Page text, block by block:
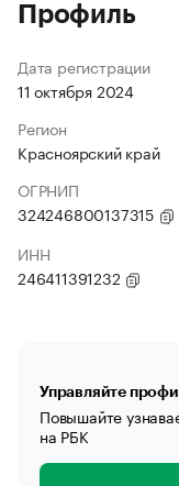
Профиль
Дата регистрации
11 октября 2024
Регион
Красноярский край
ОГРНИП
324246800137315
ИНН
246411391232
Управляйте
Повышайте
на РБК